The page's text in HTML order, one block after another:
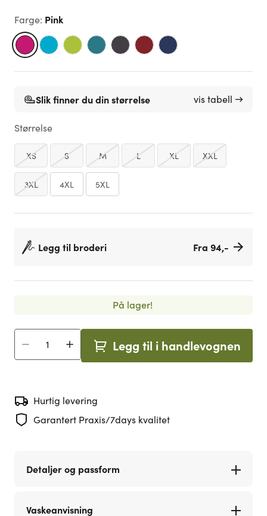
Farge: Pink
Slik finner du din størrelse vis tabell →
Størrelse
XS S M L XL XXL
3XL 4XL 5XL
Legg til broderi Fra 94,-
På lager!
Antall Legg til i handlevognen
Hurtig levering
Garantert Praxis/7days kvalitet
Detaljer og passform
Vaskeanvisning